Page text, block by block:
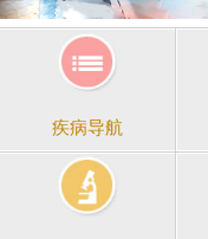
疾病导航